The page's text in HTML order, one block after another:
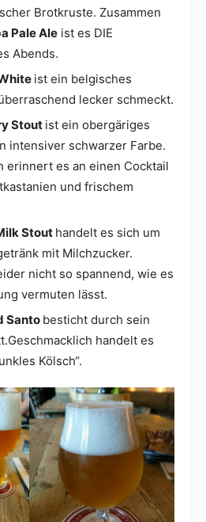
Brotkruste. Zusammen
Pale Ale ist es DIE
Abends.
ist ein belgisches
lecker schmeckt.
Stout ist ein obergäriges
intensiver schwarzer Farbe.
erinnert es an einen Cocktail
und frischem
Stout handelt es sich um
mit Milchzucker.
nicht so spannend, wie es
vermuten lässt.
Santo besticht durch sein
handelt es
Kölsch“.